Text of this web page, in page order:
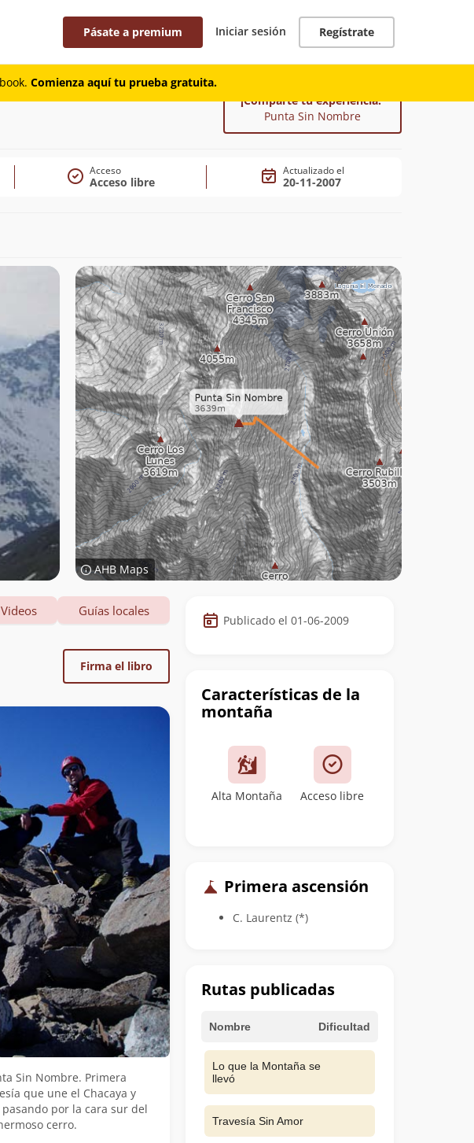
Pásate a premium Iniciar sesión Regístrate
Comienza aquí tu prueba gratuita.
¡Comparte tu experiencia!
Punta Sin Nombre
Acceso
Acceso libre
Actualizado el
20-11-2007
AHB Maps
Datos
de
cumbre
Publicado el 01-06-2009
Características de la
montaña
Alta Montaña Acceso libre
Primera ascensión
C. Laurentz (*)
Rutas publicadas
Nombre Dificultad
Lo que la Montaña se
llevó
Travesía Sin Amor
Videos Guías locales
Firma el libro
Sin Nombre. Primera
que une el Chacaya y
por la cara sur del
cerro.